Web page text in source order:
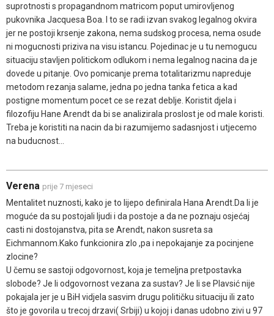
suprotnosti s propagandnom matricom poput umirovljenog
pukovnika Jacquesa Boa. I to se radi izvan svakog legalnog okvira
jer ne postoji krsenje zakona, nema sudskog procesa, nema osude
ni mogucnosti priziva na visu istancu. Pojedinac je u tu nemogucu
situaciju stavljen politickom odlukom i nema legalnog nacina da je
dovede u pitanje. Ovo pomicanje prema totalitarizmu napreduje
metodom rezanja salame, jedna po jedna tanka fetica a kad
postigne momentum pocet ce se rezat deblje. Koristit djela i
filozofiju Hane Arendt da bi se analizirala proslost je od male koristi.
Treba je koristiti na nacin da bi razumijemo sadasnjost i utjecemo
na buducnost...
Verena prije 7 mjeseci
Mentalitet nuznosti, kako je to lijepo definirala Hana Arendt.Da li je
moguće da su postojali ljudi i da postoje a da ne poznaju osjećaj
casti ni dostojanstva, pita se Arendt, nakon susreta sa
Eichmannom.Kako funkcionira zlo ,pa i nepokajanje za pocinjene
zlocine?
U čemu se sastoji odgovornost, koja je temeljna pretpostavka
slobode? Je li odgovornost vezana za sustav? Je li se Plavsić nije
pokajala jer je u BiH vidjela sasvim drugu političku situaciju ili zato
što je govorila u trecoj drzavi( Srbiji) u kojoj i danas udobno zivi u 97